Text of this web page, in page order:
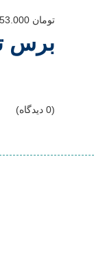
تومان
برس
(0 دیدگاه)